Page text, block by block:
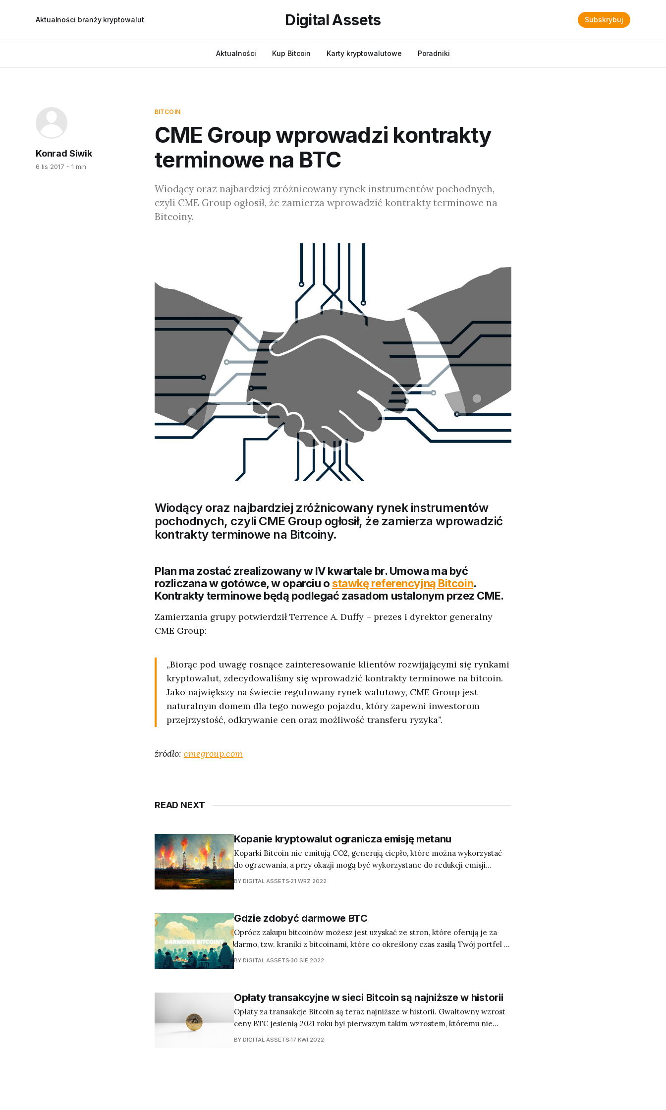
Aktualności branży kryptowalut Digital Assets
Aktualności Kup Bitcoin Karty kryptowalutowe Poradniki
Subskrybuj
BITCOIN
CME Group wprowadzi kontrakty
terminowe na BTC
Konrad Siwik
6 lis 2017 1 min
Wiodący oraz najbardziej zróżnicowany rynek instrumentów pochodnych,
czyli CME Group ogłosił, że zamierza wprowadzić kontrakty terminowe na
Bitcoiny.
Wiodący oraz najbardziej zróżnicowany rynek instrumentów
pochodnych, czyli CME Group ogłosił, że zamierza wprowadzić
kontrakty terminowe na Bitcoiny.
Plan ma zostać zrealizowany w IV kwartale br. Umowa ma być
rozliczana w gotówce, w oparciu ostawkę referencyjną Bitcoin.
Kontrakty terminowe będą podlegać zasadom ustalonym przez CME.
Zamierzania grupy potwierdził Terrence A. Duffy – prezes i dyrektor generalny
CME Group:
„Biorąc pod uwagę rosnące zainteresowanie klientów rozwijającymi się rynkami
kryptowalut, zdecydowaliśmy się wprowadzić kontrakty terminowe na bitcoin.
Jako największy na świecie regulowany rynek walutowy, CME Group jest
naturalnym domem dla tego nowego pojazdu, który zapewni inwestorom
przejrzystość, odkrywanie cen oraz możliwość transferu ryzyka”.
źródło: cmegroup.com
READ NEXT
Kopanie kryptowalut ogranicza emisję metanu
Koparki Bitcoin nie emitują CO2, generują ciepło, które można wykorzystać
do ogrzewania, a przy okazji mogą być wykorzystane do redukcji emisji
metanu
BY DIGITAL ASSETS 21 WRZ 2022
Gdzie zdobyć darmowe BTC
Oprócz zakupu bitcoinów możesz jest uzyskać ze stron, które oferują je za
darmo, tzw. kraniki z bitcoinami, które co określony czas zasilą Twój portfel w
zamian za aktywność na stronie lub drobne zadania
BY DIGITAL ASSETS 30 SIE 2022
Opłaty transakcyjne w sieci Bitcoin są najniższe w historii
Opłaty za transakcje Bitcoin są teraz najniższe w historii. Gwałtowny wzrost
ceny BTC jesienią 2021 roku był pierwszym takim wzrostem, któremu nie
towarzyszyła znacząca podwyżka opłat transakcyjnych.
BY DIGITAL ASSETS 17 KWI 2022